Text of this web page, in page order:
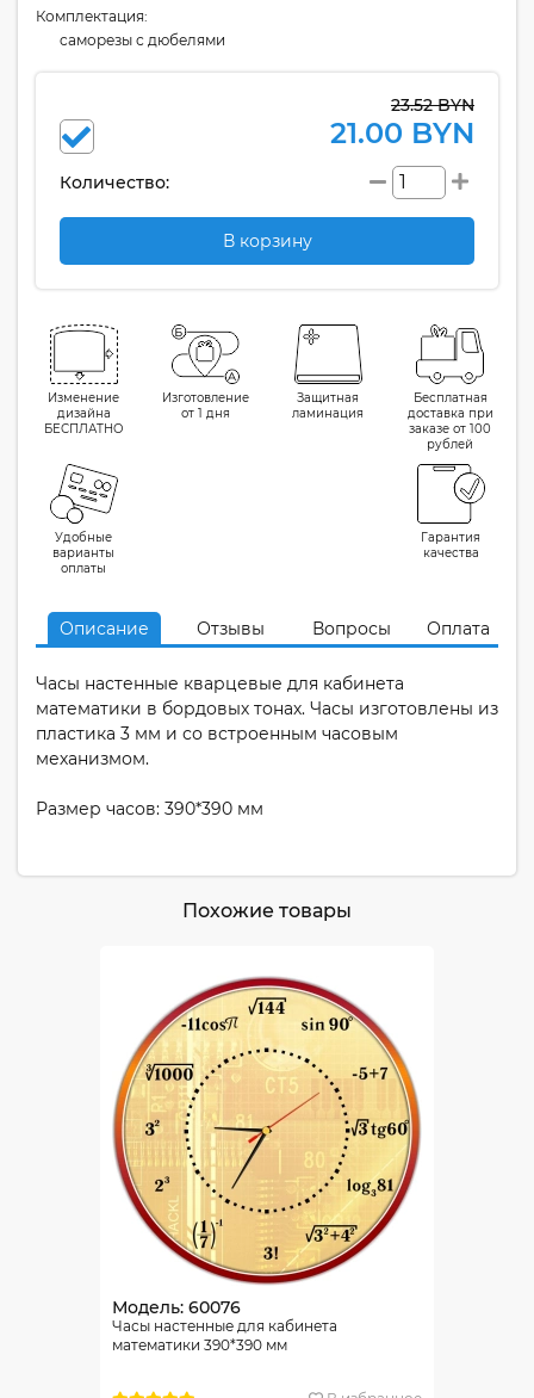
Комплектация:
cаморезы с дюбелями
23.52 BYN
21.00 BYN
Количество:
В корзину
Изменение
дизайна
БЕСПЛАТНО
Изготовление
от 1 дня
Защитная
ламинация
Бесплатная
доставка при
заказе от 100
рублей
Удобные
варианты
оплаты
Гарантия
качества
Описание Отзывы Вопросы Оплата
Часы настенные кварцевые для кабинета
математики в бордовых тонах. Часы изготовлены из
пластика 3 мм и со встроенным часовым
механизмом.
Размер часов: 390*390 мм
Похожие товары
Модель: 60076
Часы настенные для кабинета
математики 390*390 мм